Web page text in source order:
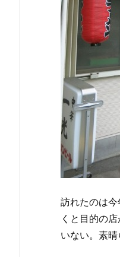
訪れたのは
くと目的の
いない。素晴